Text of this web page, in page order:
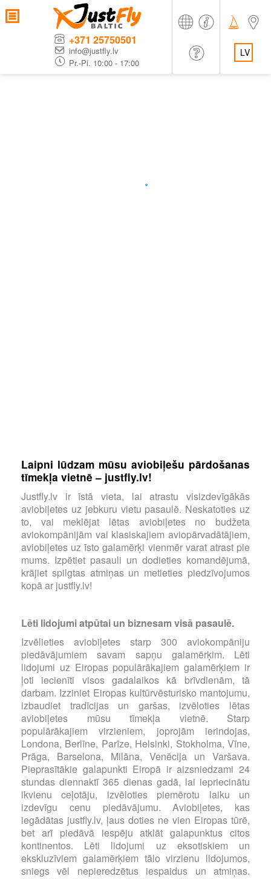
+371 25750501
info@justfly.lv
Pr.-Pi. 10:00 - 17:00
LV
Laipni lūdzam mūsu aviobiļešu pārdošanas
tīmekļa vietnē – justfly.lv!
Justfly.lv ir īstā vieta, lai atrastu visizdevīgākās
aviobiļetes uz jebkuru vietu pasaulē. Neskatoties uz
to, vai meklējat lētas aviobiļetes no budžeta
aviokompānijām vai klasiskajiem aviopārvadātājiem,
aviobiļetes uz īsto galamērķi vienmēr varat atrast pie
mums. Izpētiet pasauli un dodieties komandējumā,
krājiet spilgtas atmiņas un metieties piedzīvojumos
kopā ar justfly.lv!
Lēti lidojumi atpūtai un biznesam visā pasaulē.
Izvēlieties aviobiļetes starp 300 aviokompāniju
piedāvājumiem savam sapņu galamērķim. Lēti
lidojumi uz Eiropas populārākajiem galamērķiem ir
ļoti iecienīti visos gadalaikos kā brīvdienām, tā
darbam. Izziniet Eiropas kultūrvēsturisko mantojumu,
izbaudiet tradīcijas un garšas, izvēloties lētas
aviobiļetes mūsu tīmekļa vietnē. Starp
populārākajiem virzieniem, joprojām ierindojas,
Londona, Berlīne, Parīze, Helsinki, Stokholma, Vīne,
Prāga, Barselona, Milāna, Venēcija un Varšava.
Pieprasītākie galapunkti Eiropā ir aizsniedzami 24
stundas diennaktī 365 dienas gadā, lai iepriecinātu
ikvienu ceļotāju, izvēloties piemērotu laiku un
izdevīgu cenu piedāvājumu. Aviobiļetes, kas
iegādātas justfly.lv, ļaus doties ne vien Eiropas tūrē,
bet arī piedāvā iespēju atklāt galapunktus citos
kontinentos. Lēti lidojumi uz eksotiskiem un
ekskluzīviem galamērķiem tālo virzienu lidojumos,
sniegs vēl nepieredzētus iespaidus un atmiņas.